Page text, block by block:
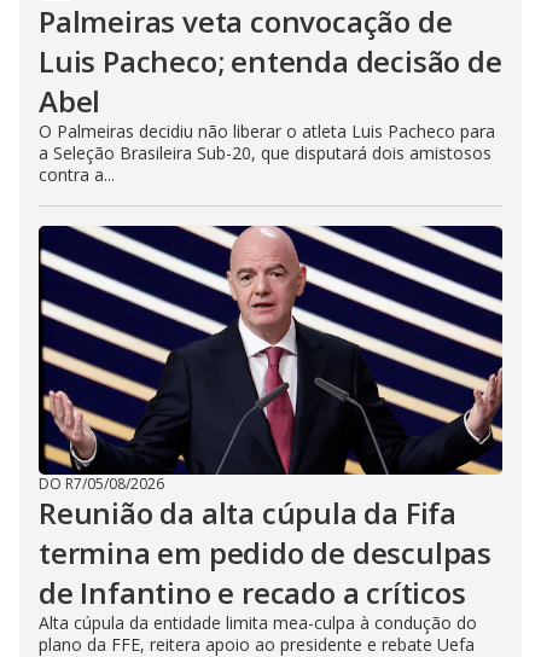
Palmeiras veta convocação de
Luis Pacheco; entenda decisão de
Abel
O Palmeiras decidiu não liberar o atleta Luis Pacheco para
a Seleção Brasileira Sub-20, que disputará dois amistosos
contra a...
DO R7/05/08/2026
Reunião da alta cúpula da Fifa
termina em pedido de desculpas
de Infantino e recado a críticos
Alta cúpula da entidade limita mea-culpa à condução do
plano da FFE, reitera apoio ao presidente e rebate Uefa